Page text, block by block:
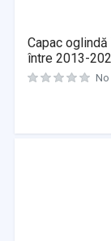
Capac oglindă
între 2013-
No